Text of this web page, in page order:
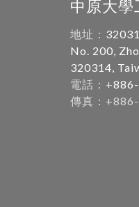
中原大學
地址：
No. 200,
320314,
電話：+
傳真：